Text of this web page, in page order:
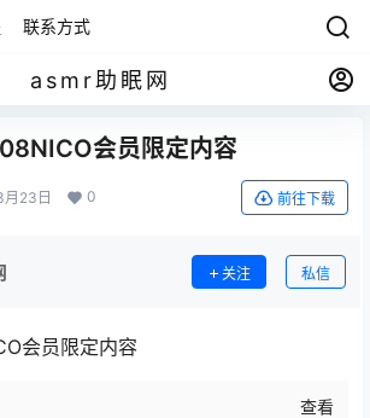
联系方式
asmr助眠网
会员限定内容
23日 0 前往下载
关注 私信
会员限定内容
查看